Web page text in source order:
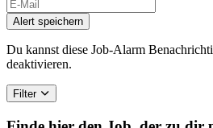
Alert speichern
Du kannst diese Job-Alarm
deaktivieren.
Filter